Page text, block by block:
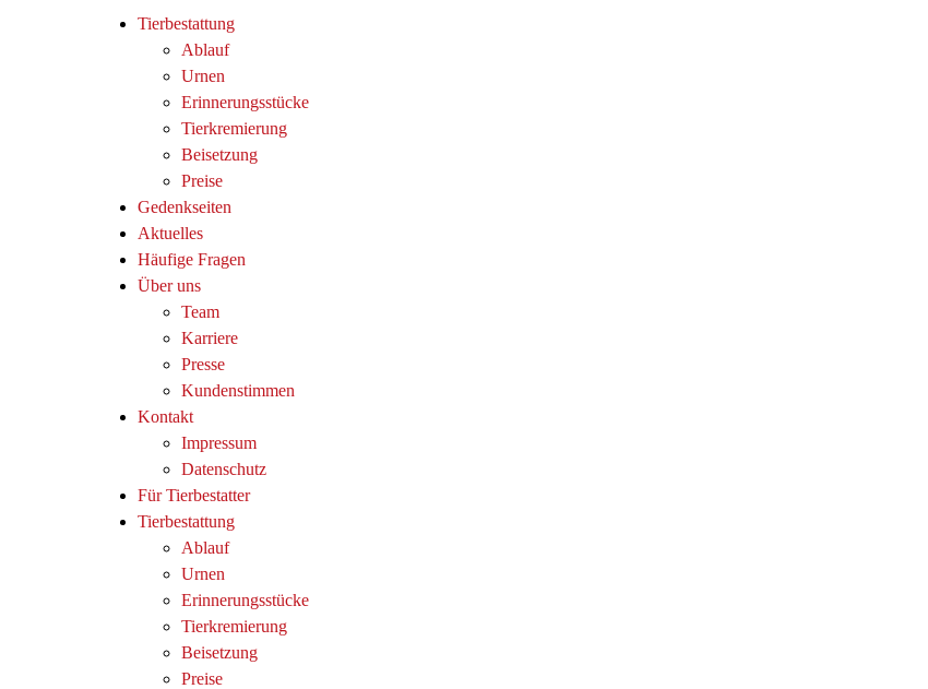
Tierbestattung
Ablauf
Urnen
Erinnerungsstücke
Tierkremierung
Beisetzung
Preise
Gedenkseiten
Aktuelles
Häufige Fragen
Über uns
Team
Karriere
Presse
Kundenstimmen
Kontakt
Impressum
Datenschutz
Für Tierbestatter
Tierbestattung
Ablauf
Urnen
Erinnerungsstücke
Tierkremierung
Beisetzung
Preise